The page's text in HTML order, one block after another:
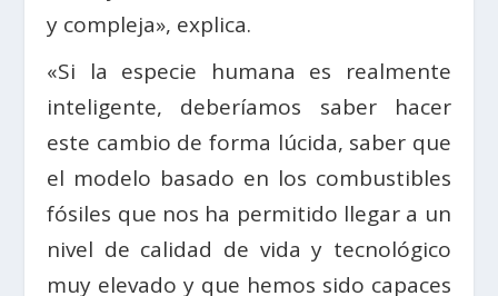
y compleja», explica.
«Si la especie humana es realmente
inteligente, deberíamos saber hacer
este cambio de forma lúcida, saber que
el modelo basado en los combustibles
fósiles que nos ha permitido llegar a un
nivel de calidad de vida y tecnológico
muy elevado y que hemos sido capaces